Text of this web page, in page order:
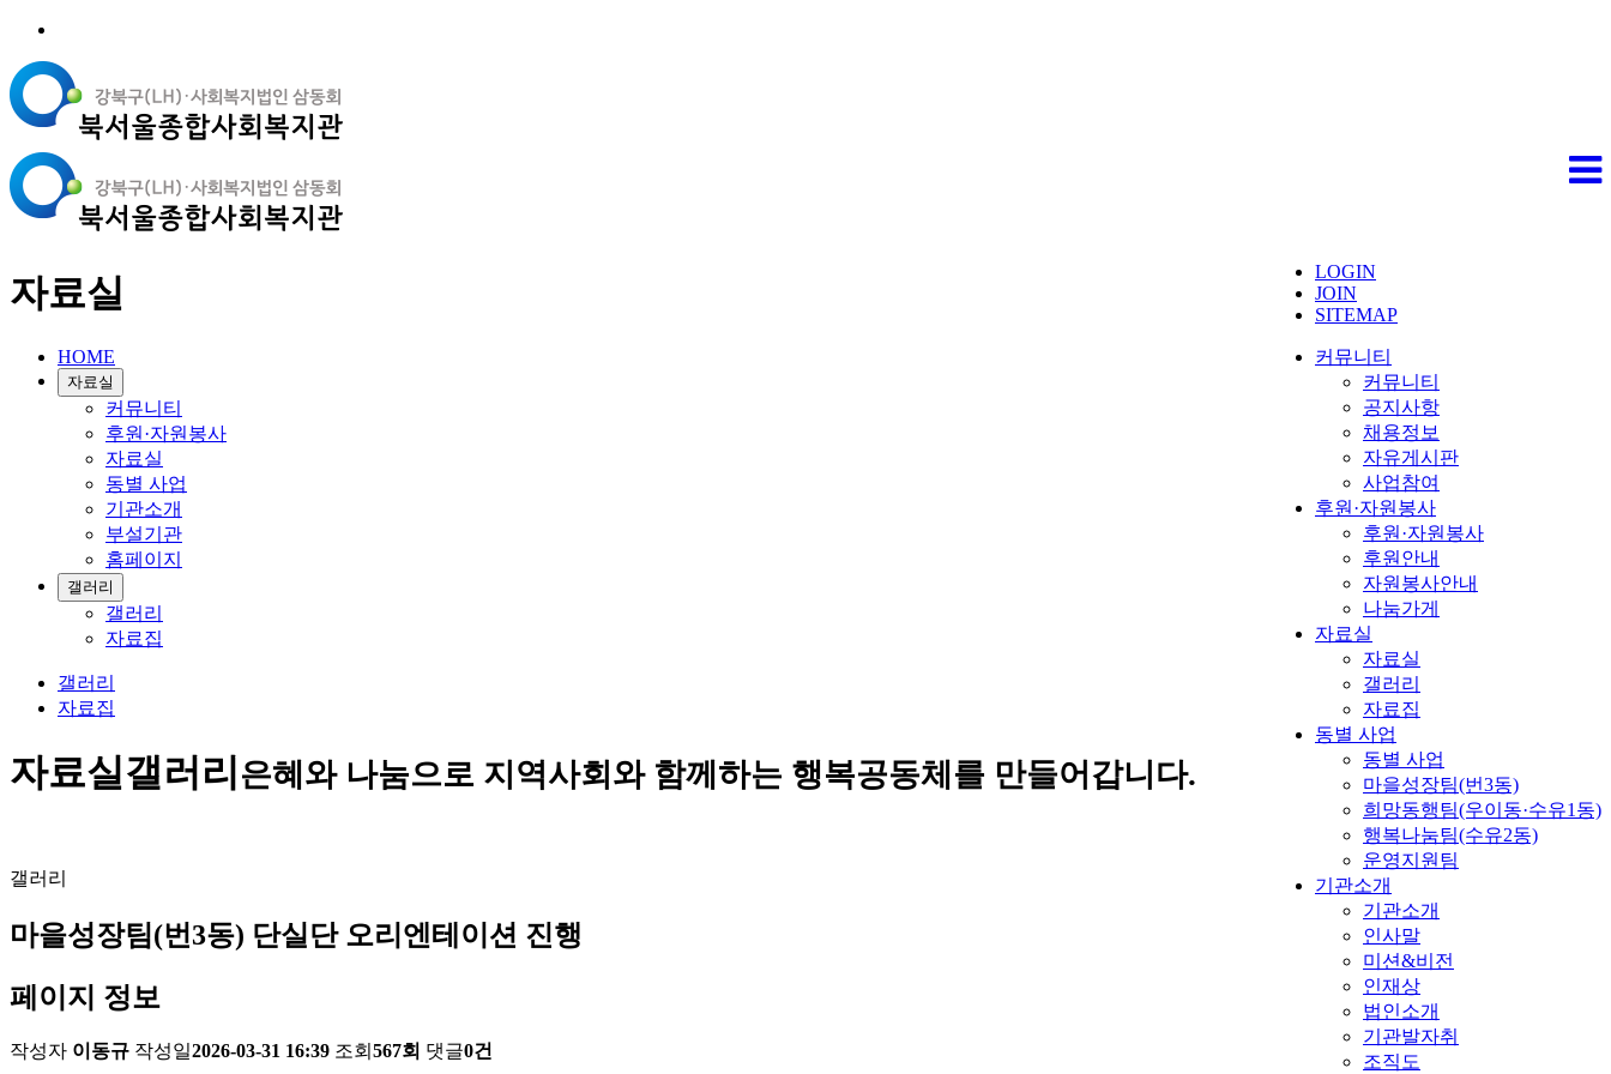
LOGIN
JOIN
SITEMAP
커뮤니티
커뮤니티
공지사항
채용정보
자유게시판
사업참여
후원·자원봉사
후원·자원봉사
후원안내
자원봉사안내
나눔가게
자료실
자료실
갤러리
자료집
동별 사업
동별 사업
마을성장팀(번3동)
희망동행팀(우이동·수유1동)
행복나눔팀(수유2동)
운영지원팀
기관소개
기관소개
인사말
미션&비전
인재상
법인소개
기관발자취
조직도
자료실
HOME
자료실
커뮤니티
후원·자원봉사
자료실
동별 사업
기관소개
부설기관
홈페이지
갤러리
갤러리
자료집
갤러리
자료집
자료실갤러리은혜와 나눔으로 지역사회와 함께하는 행복공동체를 만들어갑니다.
갤러리
마을성장팀(번3동) 단실단 오리엔테이션 진행
페이지 정보
작성자 이동규 작성일2026-03-31 16:39 조회 567회 댓글0건